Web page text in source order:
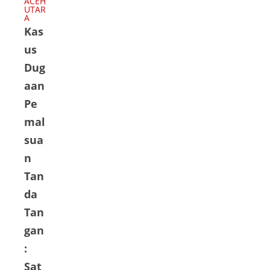
un
lalu,
ang
mas
yara
kat
dari
Des
m |
Kom
isi
Nasi
onal
Hak
Asas
i
usia
(Ko
mna
s
HA
M)
UTAR
A
Kas
us
Dug
aan
Pe
mal
sua
n
Tan
da
Tan
gan
:
Sat